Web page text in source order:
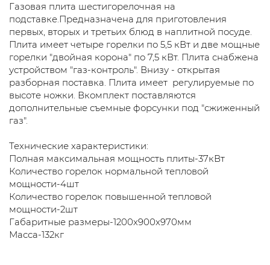
Газовая плита шестигорелочная на
подставке.Предназначена для приготовления
первых, вторых и третьих блюд в наплитной посуде.
Плита имеет четыре горелки по 5,5 кВт и две мощные
горелки "двойная корона" по 7,5 кВт. Плита снабжена
устройством "газ-контроль". Внизу - открытая
разборная поставка. Плита имеет регулируемые по
высоте ножки. Вкомплект поставляются
дополнительные съемные форсунки под "сжиженный
газ".
Технические характеристики:
Полная максимальная мощность плиты-37кВт
Количество горелок нормальной тепловой
мощности-4шт
Количество горелок повышенной тепловой
мощности-2шт
Габаритные размеры-1200x900x970мм
Масса-132кг